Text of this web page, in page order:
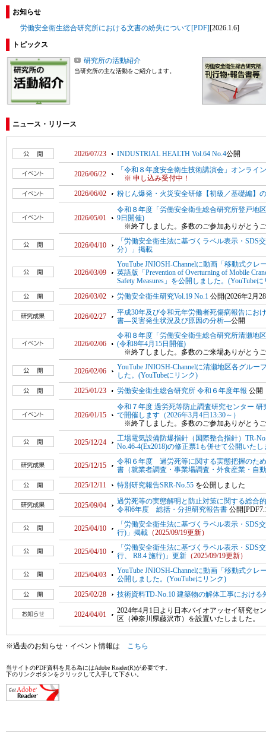
お知らせ
労働安全衛生総合研究所における文書の紛失について[PDF][2026.1.6]
トピックス
研究所の活動紹介
当研究所の主な活動をご紹介します。
ニュース・リリース
2026/07/23 INDUSTRIAL HEALTH Vol.64 No.4公開
2026/06/22
「令和８年度安全衛生技術講演会」オンライ
※ 申し込み受付中！
2026/06/02
粉じん爆発・火災安全研修【初級／基礎編】
2026/05/01
令和８年度「労働安全衛生総合研究所登戸地
9日開催)
※終了しました。多数のご参加ありがとう
2026/04/10
「労働安全衛生法に基づくラベル表示・SDS
分）」掲載
2026/03/09
YouTube JNIOSH-Channelに動画「移動式ク
英語版「Prevention of Overturning of Mobile
Safety Measures」を公開しました。(YouTube
2026/03/02
労働安全衛生研究Vol.19 No.1 公開(2026年2月
2026/02/27
平成30年及び令和元年労働者死傷病報告にお
書—災害発生状況及び原因の分析—公開
2026/02/06
令和８年度「労働安全衛生総合研究所清瀬地
(令和8年4月15日開催)
※終了しました。多数のご来場ありがとう
2026/02/06
YouTube JNIOSH-Channelに清瀬地区各グル
した。(YouTubeにリンク)
2025/01/23
労働安全衛生総合研究所 令和６年度年報 公開
2026/01/15
令和７年度 過労死等防止調査研究センター
で開催します（2026年3月4日13:30～）
※終了しました。多数のご参加ありがとう
2025/12/24
工場電気設備防爆指針（国際整合指針）TR-
No.46-4(Ex2018)の修正票1も併せて公開いた
2025/12/15
令和６年度 過労死等に関する実態把握のた
書（就業者調査・事業場調査・外食産業・自
2025/12/11
特別研究報告SRR-No.55 を公開しました
2025/09/04
過労死等の実態解明と防止対策に関する総合
令和6年度 総括・分担研究報告書 公開
2025/04/10
「労働安全衛生法に基づくラベル表示・SDS
行)」掲載 （2025/09/19更新）
2025/04/10
「労働安全衛生法に基づくラベル表示・SDS
行、 R8.4 施行)」更新 （2025/09/19更新）
2025/04/03
YouTube JNIOSH-Channelに動画「移動式ク
公開しました。(YouTubeにリンク)
2025/02/28
技術資料TD-No.10 建築物の解体工事における
2024/04/01
2024年4月1日より日本バイオアッセイ研究セ
区（神奈川県藤沢市）を設置いたしました。
※過去のお知らせ・イベント情報は こちら
当サイトのPDF資料を見る為にはAdobe Reader(R)が必要です。
下のリンクボタンをクリックして入手して下さい。